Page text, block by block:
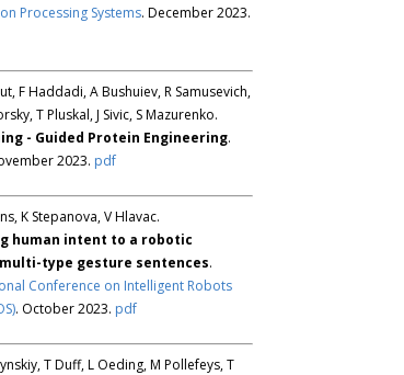
Processing Systems. December 2023.
F Haddadi, A Bushuiev, R Samusevich,
T Pluskal, J Sivic, S Mazurenko.
- Guided Protein Engineering.
2023. pdf
K Stepanova, V Hlavac.
human intent to a robotic
type gesture sentences.
Conference on Intelligent Robots
. October 2023. pdf
T Duff, L Oeding, M Pollefeys, T